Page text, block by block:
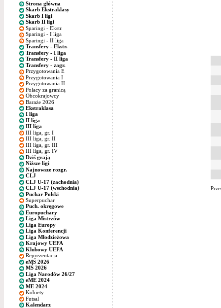
Strona główna
Skarb Ekstraklasy
Skarb I ligi
Skarb II ligi
Sparingi - Ekstr.
Sparingi - I liga
Sparingi - II liga
Transfery - Ekstr.
Transfery - I liga
Transfery - II liga
Transfery - zagr.
Przygotowania E
Przygotowania I
Przygotowania II
Polacy za granicą
Obcokrajowcy
Baraże 2026
Ekstraklasa
I liga
II liga
III liga
III liga, gr. I
III liga, gr. II
III liga, gr. III
III liga, gr. IV
Dziś grają
Niższe ligi
Najnowsze rozgr.
CLJ
CLJ U-17 (zachodnia)
CLJ U-17 (wschodnia)
Puchar Polski
Superpuchar
Puch. okręgowe
Europuchary
Liga Mistrzów
Liga Europy
Liga Konferencji
Liga Młodzieżowa
Krajowy UEFA
Klubowy UEFA
Reprezentacja
eMŚ 2026
MŚ 2026
Liga Narodów 26/27
eME 2024
ME 2024
Kobiety
Futsal
Kalendarz